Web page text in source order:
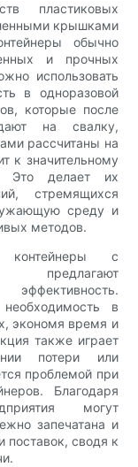
пластиковых
крышками
обычно
и прочных
использовать
в одноразовой
которые после
на свалку,
рассчитаны на
к значительному
Это делает их
стремящихся
среду и
методов.
контейнеры с
предлагают
в
экономя время и
также играет
потери или
проблемой при
Благодаря
могут
запечатана и
поставок, сводя к